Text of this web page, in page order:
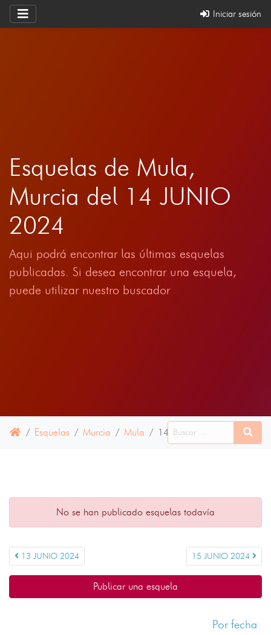
Iniciar sesión
Esquelas de Mula,
Murcia del 14 JUNIO
2024
Aqui podrá encontrar las últimas esquelas
publicadas. Si desea encontrar una esquela,
puede utilizar nuestro buscador
Esquelas Murcia Mula 14 JUNIO 2024
No se han publicado esquelas todavía
13 JUNIO 2024 15 JUNIO 2024
Publicar una esquela
Por fecha